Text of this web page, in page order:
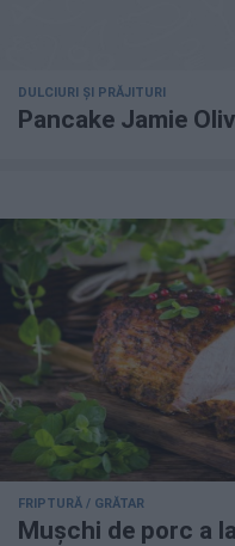
DULCIURI ȘI PRĂJITURI
Pancake Jamie
FRIPTURĂ / GRĂTAR
Mușchi de porc a